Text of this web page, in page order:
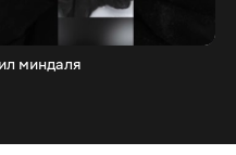
миндаля